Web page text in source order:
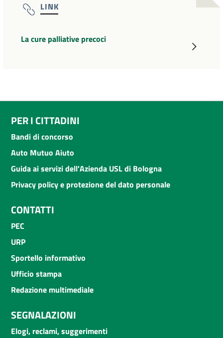
LINK
La cure palliative precoci
PER I CITTADINI
Bandi di concorso
Auto Mutuo Aiuto
Guida ai servizi dell'Azienda USL di Bologna
Privacy policy e protezione del dato personale
CONTATTI
PEC
URP
Sportello informativo
Ufficio stampa
Redazione multimediale
SEGNALAZIONI
Elogi, reclami, suggerimenti